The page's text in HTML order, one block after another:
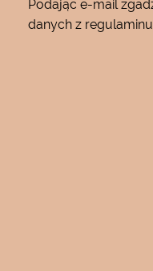
Podając e-mail
danych z